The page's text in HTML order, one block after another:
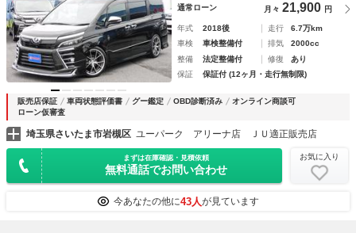
通常ローン 月々 21,900 円
年式 2018後 走行
6.7万km
車検
車検整備付 排気
2000cc
整備
法定整備付 修復
あり
保証
保証付 (12ヶ月・走行無制限)
販売店保証 車両状態評価書 グー鑑定 OBD診断済み
オンライン商談可
ローン仮審査
埼玉県さいたま市岩槻区 ユーパーク アリーナ店 ＪＵ適正販売店
まずは在庫確認・見積依頼
無料通話でお問い合わせ
お気に入り
今あなたの他に43人が見ています